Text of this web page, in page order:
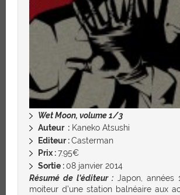
Wet Moon, volume 1/3
Auteur : Kaneko Atsushi
Editeur :Casterman
Prix :7.95€
Sortie :08 janvier 2014
Résumé de l’éditeur : Japon, années
moiteur d’une station balnéaire aux